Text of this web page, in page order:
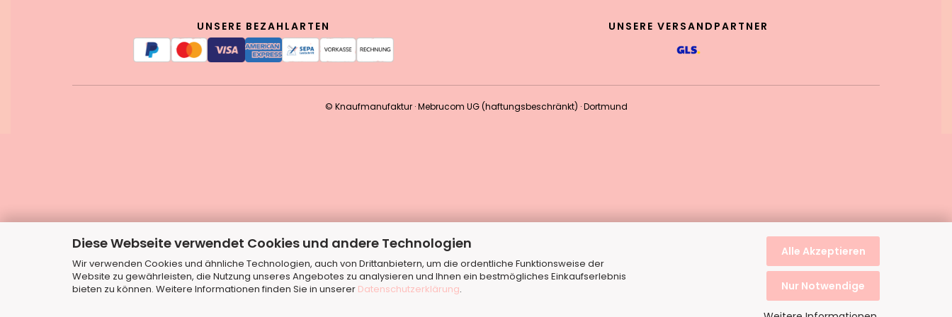
Diese Webseite verwendet Cookies und andere Technologien
Wir verwenden Cookies und ähnliche Technologien, auch von Drittanbietern, um die ordentliche Funktionsweise der
Website zu gewährleisten, die Nutzung unseres Angebotes zu analysieren und Ihnen ein bestmögliches Einkaufserlebnis
bieten zu können. Weitere Informationen finden Sie in unserer Datenschutzerklärung.
Alle Akzeptieren
Nur Notwendige
UNSERE BEZAHLARTEN UNSERE VERSANDPARTNER
© Knaufmanufaktur · Mebrucom UG (haftungsbeschränkt) · Dortmund